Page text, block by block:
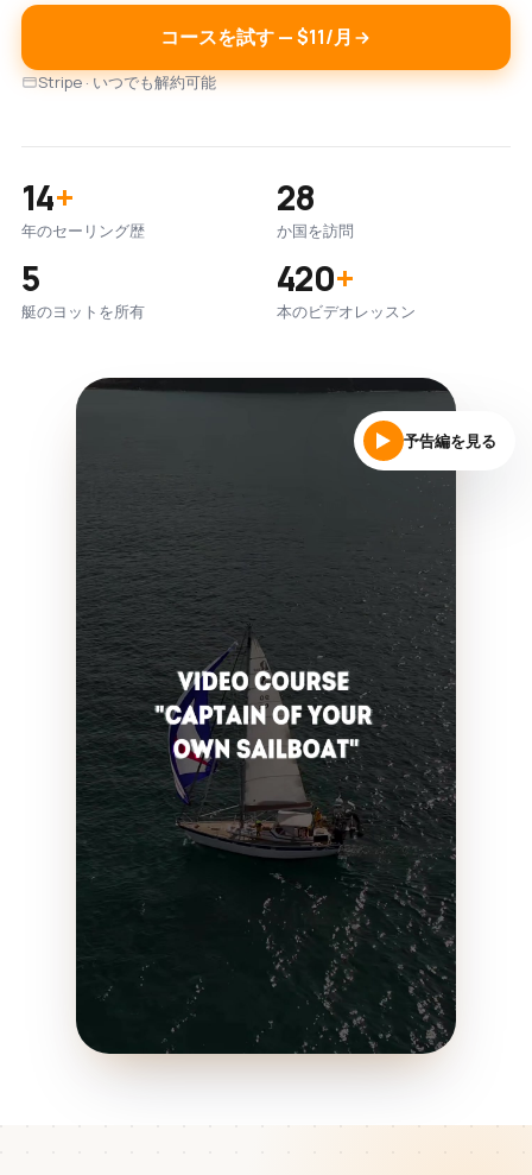
コースを試す — $11/月
Stripe · いつでも解約可能
14+
年のセーリング歴
28
か国を訪問
5
艇のヨットを所有
420+
本のビデオレッスン
予告編を見る